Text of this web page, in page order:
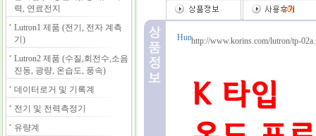
력, 연료전지
Lutron1 제품 (전기, 전자 계측
기)
Lutron2 제품 (수질,회전수,소음
진동, 광량, 온습도, 풍속)
데이터로거 및 기록계
전기 및 전력측정기
유량계
(0)
http://www.korins.com/lutron/tp-